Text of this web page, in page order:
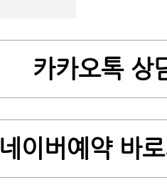
카카오톡 상
네이버예약 바